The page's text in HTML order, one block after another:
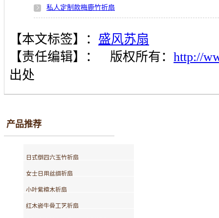
私人定制款梅鹿竹折扇
【本文标签】： 盛风苏扇
【责任编辑】：
版权所有： http://
出处
产品推荐
日式倒四六玉竹折扇
女士日用丝绸折扇
小叶紫檀木折扇
红木嵌牛骨工艺折扇